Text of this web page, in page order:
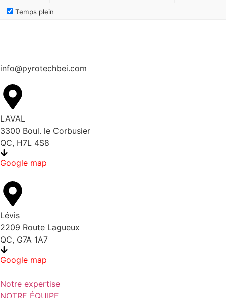
Temps plein
info@pyrotechbei.com
LAVAL
3300 Boul. le Corbusier
QC, H7L 4S8
Google map
Lévis
2209 Route Lagueux
QC, G7A 1A7
Google map
Notre expertise
NOTRE ÉQUIPE